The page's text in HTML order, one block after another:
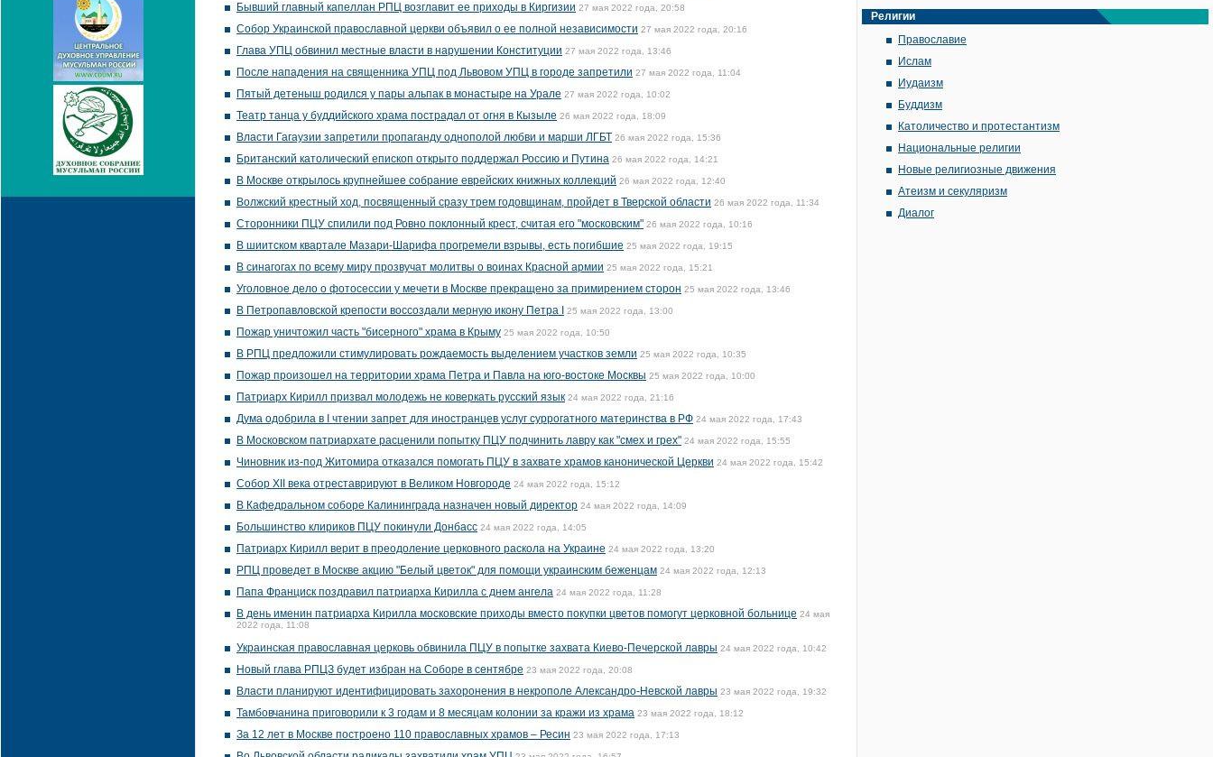
Бывший главный капеллан РПЦ возглавит ее приходы в Киргизии 27 мая 2022 года, 20:58
Собор Украинской православной церкви объявил о ее полной независимости 27 мая 2022 года, 20:16
Глава УПЦ обвинил местные власти в нарушении Конституции 27 мая 2022 года, 13:46
После нападения на священника УПЦ под Львовом УПЦ в городе запретили 27 мая 2022 года, 11:04
Пятый детеныш родился у пары альпак в монастыре на Урале 27 мая 2022 года, 10:02
Театр танца у буддийского храма пострадал от огня в Кызыле 26 мая 2022 года, 18:09
Власти Гагаузии запретили пропаганду однополой любви и марши ЛГБТ 26 мая 2022 года, 15:36
Британский католический епископ открыто поддержал Россию и Путина 26 мая 2022 года, 14:21
В Москве открылось крупнейшее собрание еврейских книжных коллекций 26 мая 2022 года, 12:40
Волжский крестный ход, посвященный сразу трем годовщинам, пройдет в Тверской области 26 мая 2022 года, 11:34
Сторонники ПЦУ спилили под Ровно поклонный крест, считая его "московским" 26 мая 2022 года, 10:16
В шиитском квартале Мазари-Шарифа прогремели взрывы, есть погибшие 25 мая 2022 года, 19:15
В синагогах по всему миру прозвучат молитвы о воинах Красной армии 25 мая 2022 года, 15:21
Уголовное дело о фотосессии у мечети в Москве прекращено за примирением сторон 25 мая 2022 года, 13:46
В Петропавловской крепости воссоздали мерную икону Петра I 25 мая 2022 года, 13:00
Пожар уничтожил часть "бисерного" храма в Крыму 25 мая 2022 года, 10:50
В РПЦ предложили стимулировать рождаемость выделением участков земли 25 мая 2022 года, 10:35
Пожар произошел на территории храма Петра и Павла на юго-востоке Москвы 25 мая 2022 года, 10:00
Патриарх Кирилл призвал молодежь не коверкать русский язык 24 мая 2022 года, 21:16
Дума одобрила в I чтении запрет для иностранцев услуг суррогатного материнства в РФ 24 мая 2022 года, 17:43
В Московском патриархате расценили попытку ПЦУ подчинить лавру как "смех и грех" 24 мая 2022 года, 15:55
Чиновник из-под Житомира отказался помогать ПЦУ в захвате храмов канонической Церкви 24 мая 2022 года, 15:42
Собор XII века отреставрируют в Великом Новгороде 24 мая 2022 года, 15:12
В Кафедральном соборе Калининграда назначен новый директор 24 мая 2022 года, 14:09
Большинство клириков ПЦУ покинули Донбасс 24 мая 2022 года, 14:05
Патриарх Кирилл верит в преодоление церковного раскола на Украине 24 мая 2022 года, 13:20
РПЦ проведет в Москве акцию "Белый цветок" для помощи украинским беженцам 24 мая 2022 года, 12:13
Папа Франциск поздравил патриарха Кирилла с днем ангела 24 мая 2022 года, 11:28
В день именин патриарха Кирилла московские приходы вместо покупки цветов помогут церковной больнице 24 мая
2022 года, 11:08
Украинская православная церковь обвинила ПЦУ в попытке захвата Киево-Печерской лавры 24 мая 2022 года, 10:42
Новый глава РПЦЗ будет избран на Соборе в сентябре 23 мая 2022 года, 20:08
Власти планируют идентифицировать захоронения в некрополе Александро-Невской лавры 23 мая 2022 года, 19:32
Тамбовчанина приговорили к 3 годам и 8 месяцам колонии за кражи из храма 23 мая 2022 года, 18:12
За 12 лет в Москве построено 110 православных храмов – Ресин 23 мая 2022 года, 17:13
Религии
Православие
Ислам
Иудаизм
Буддизм
Католичество и протестантизм
Национальные религии
Новые религиозные движения
Атеизм и секуляризм
Диалог